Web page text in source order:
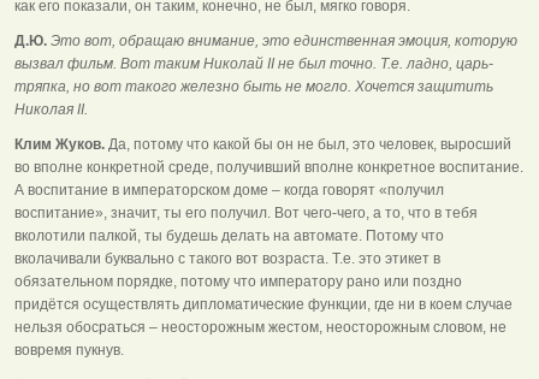
как его показали, он таким, конечно, не был, мягко говоря.
Д.Ю. Это вот, обращаю внимание, это единственная эмоция, которую
вызвал фильм. Вот таким Николай II не был точно. Т.е. ладно, царь-
тряпка, но вот такого железно быть не могло. Хочется защитить
Николая II.
Клим Жуков. Да, потому что какой бы он не был, это человек, выросший
во вполне конкретной среде, получивший вполне конкретное воспитание.
А воспитание в императорском доме – когда говорят «получил
воспитание», значит, ты его получил. Вот чего-чего, а то, что в тебя
вколотили палкой, ты будешь делать на автомате. Потому что
вколачивали буквально с такого вот возраста. Т.е. это этикет в
обязательном порядке, потому что императору рано или поздно
придётся осуществлять дипломатические функции, где ни в коем случае
нельзя обосраться – неосторожным жестом, неосторожным словом, не
вовремя пукнув.